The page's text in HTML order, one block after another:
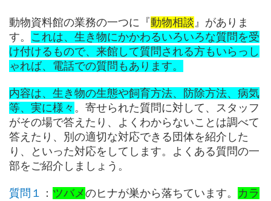
動物資料館の業務の一つに『動物相談』がありま
す。 これは、生き物にかかわるいろいろな質問を受
け付けるもので、来館して質問される方もいらっし
ゃれば、電話での質問もあります。
内容は、生き物の生態や飼育方法、防除方法、病気
等、実に様々 。寄せられた質問に対して、スタッフ
がその場で答えたり、よくわからないことは調べて
答えたり、別の適切な対応できる団体を紹介した
り、といった対応をしてします。よくある質問の一
部をご紹介しましょう。
質問１ ： ツバメのヒナが巣から落ちています。 カラ